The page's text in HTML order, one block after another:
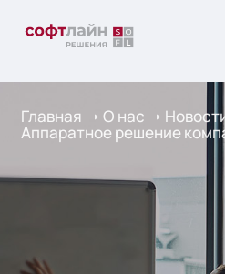
Главная О нас
Аппаратное решение